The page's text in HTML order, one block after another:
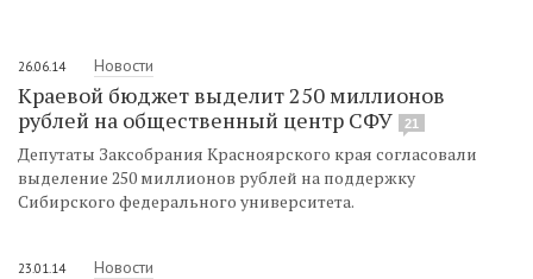
26.06.14 Новости
Краевой бюджет выделит 250 миллионов
рублей на общественный центр СФУ
21
Депутаты Заксобрания Красноярского края согласовали
выделение 250 миллионов рублей на поддержку
Сибирского федерального университета.
23.01.14 Новости